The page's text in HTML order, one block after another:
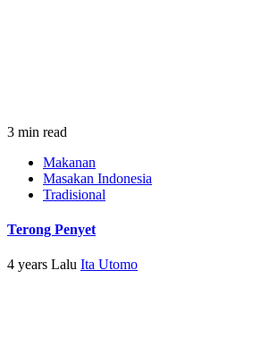
3 min read
Makanan
Masakan Indonesia
Tradisional
Terong Penyet
4 years Lalu Ita Utomo